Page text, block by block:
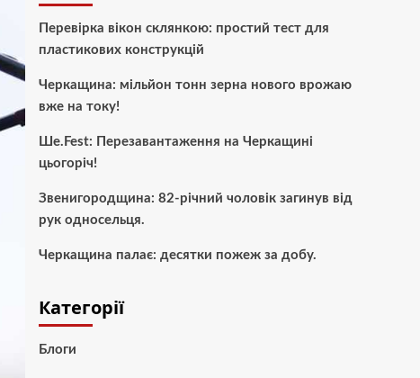
Перевірка вікон склянкою: простий тест для
пластикових конструкцій
Черкащина: мільйон тонн зерна нового врожаю
вже на току!
Ше.Fest: Перезавантаження на Черкащині
цьогоріч!
Звенигородщина: 82-річний чоловік загинув від
рук односельця.
Черкащина палає: десятки пожеж за добу.
Категорії
Блоги